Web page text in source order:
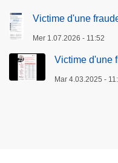
Victime d'une
Mer 1.07.2026 - 11:52
Victime d'une
Mar 4.03.2025 -